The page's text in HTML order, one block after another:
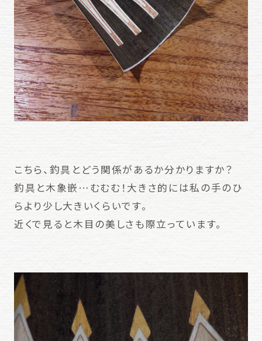
こちら、釣具とどう関係があるか分かりますか？
釣具と木象嵌…むむむ！大きさ的には私の手のひ
らより少し大きいくらいです。
近くで見ると木目の美しさも際立っています。